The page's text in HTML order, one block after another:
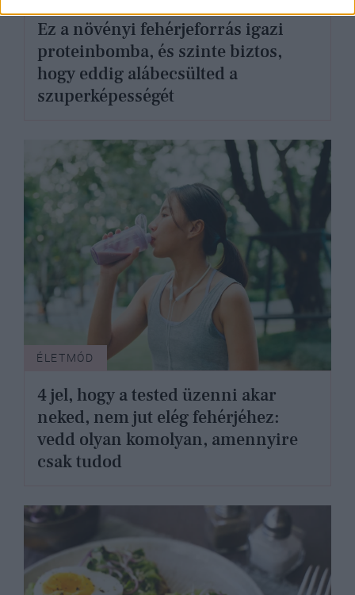
Ez a növényi fehérjeforrás igazi
proteinbomba, és szinte biztos,
hogy eddig alábecsülted a
szuperképességét
ÉLETMÓD
4 jel, hogy a tested üzenni akar
neked, nem jut elég fehérjéhez:
vedd olyan komolyan, amennyire
csak tudod